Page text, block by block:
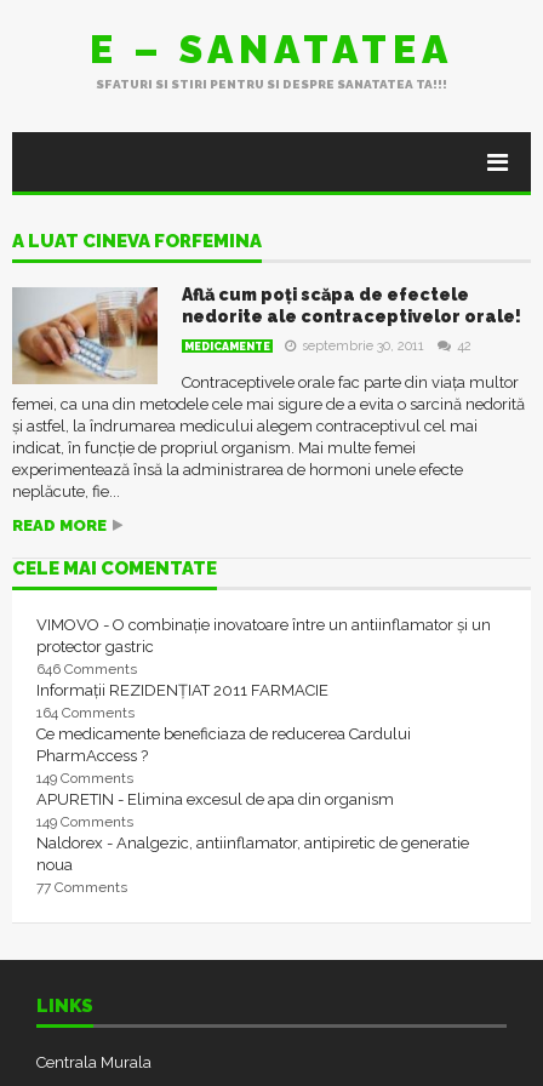
E – SANATATEA
SFATURI SI STIRI PENTRU SI DESPRE SANATATEA TA!!!
A LUAT CINEVA FORFEMINA
Află cum poți scăpa de efectele
nedorite ale contraceptivelor orale!
MEDICAMENTE septembrie 30, 2011 42
Contraceptivele orale fac parte din viața multor
femei, ca una din metodele cele mai sigure de a evita o sarcină nedorită
și astfel, la îndrumarea medicului alegem contraceptivul cel mai
indicat, în funcție de propriul organism. Mai multe femei
experimentează însă la administrarea de hormoni unele efecte
neplăcute, fie...
READ MORE
CELE MAI COMENTATE
VIMOVO - O combinație inovatoare între un antiinflamator și un
protector gastric
646 Comments
Informații REZIDENȚIAT 2011 FARMACIE
164 Comments
Ce medicamente beneficiaza de reducerea Cardului
PharmAccess ?
149 Comments
APURETIN - Elimina excesul de apa din organism
149 Comments
Naldorex - Analgezic, antiinflamator, antipiretic de generatie
noua
77 Comments
LINKS
Centrala Murala